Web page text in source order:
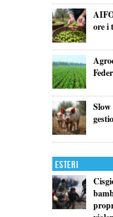
ore i
Slow
Esteri